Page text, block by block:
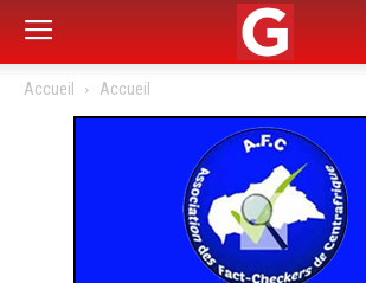
Accueil Accueil